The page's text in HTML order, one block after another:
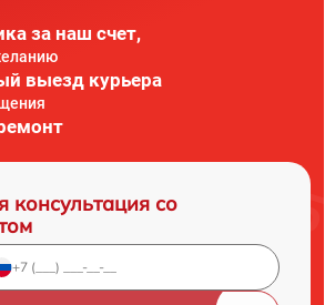
за наш счет,
выезд курьера
консультация со